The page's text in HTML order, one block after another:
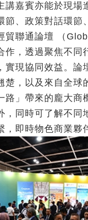
講嘉賓亦能於現
節、政策對話環
貿聯通論壇 （
作，透過聚焦不
實現協同效益。
楚，以及來自全
路」帶來的龐大
，同時可了解不
，即時物色商業夥